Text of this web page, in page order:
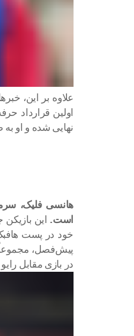
علاوه بر این،
نهایی شده و او
هانسی فلیک،
است. این
خود در پست
در بازی مقابل